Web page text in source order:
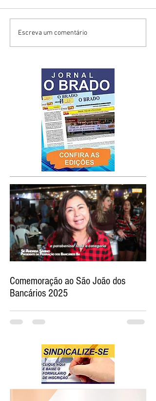
Escreva um comentário
Comemoração ao São João dos
Bancários 2025